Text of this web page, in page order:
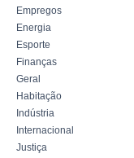
Empregos
Energia
Esporte
Finanças
Geral
Habitação
Indústria
Internacional
Justiça